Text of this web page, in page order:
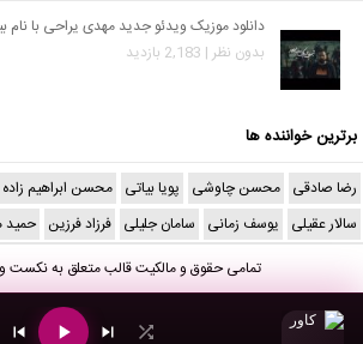
دانلود موزیک ویدئو جدید مهدی یراحی با
بدون نظر | 2,183 بازدید
برترین خواننده ها
رضا صادقی محسن چاوشی پویا بیاتی محسن ابراهیم زاده
سالار عقیلی یوسف زمانی سامان جلیلی فرزاد فرزین حمید
تمامی حقوق و مالکیت قالب متعلق بهنکست